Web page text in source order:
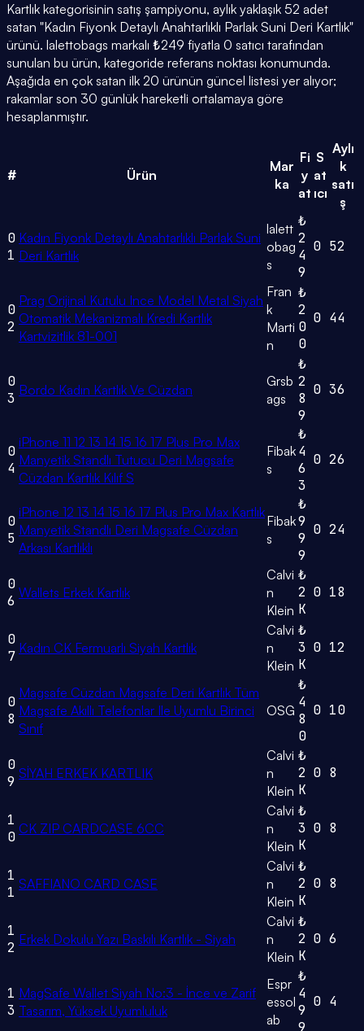
Kartlık kategorisinin satış şampiyonu, aylık yaklaşık 52 adet
satan "Kadın Fiyonk Detaylı Anahtarlıklı Parlak Suni Deri Kartlık"
ürünü. lalettobags markalı ₺249 fiyatla 0 satıcı tarafından
sunulan bu ürün, kategoride referans noktası konumunda.
Aşağıda en çok satan ilk 20 ürünün güncel listesi yer alıyor;
rakamlar son 30 günlük hareketli ortalamaya göre
hesaplanmıştır.
# Ürün
Mar
ka
Fi
y
at
S
at
ıcı
Aylı
k
satı
ş
0
1
Kadın Fiyonk Detaylı Anahtarlıklı Parlak Suni
Deri Kartlık
lalett
obag
s
₺
2
4
9
0 52
0
2
Prag Orijinal Kutulu Ince Model Metal Siyah
Otomatik Mekanizmalı Kredi Kartlık
Kartvizitlik 81-001
Fran
k
Marti
n
₺
2
0
0
0 44
0
3 Bordo Kadın Kartlık Ve Cüzdan
Grsb
ags
₺
2
8
9
0 36
0
4
iPhone 11 12 13 14 15 16 17 Plus Pro Max
Manyetik Standlı Tutucu Deri Magsafe
Cüzdan Kartlık Kılıf S
Fibak
s
₺
4
6
3
0 26
0
5
iPhone 12 13 14 15 16 17 Plus Pro Max Kartlık
Manyetik Standlı Deri Magsafe Cüzdan
Arkası Kartlıklı
Fibak
s
₺
9
9
9
0 24
0
6 Wallets Erkek Kartlık
Calvi
n
Klein
₺
2
K
0 18
0
7 Kadın CK Fermuarlı Siyah Kartlık
Calvi
n
Klein
₺
3
K
0 12
0
8
Magsafe Cüzdan Magsafe Deri Kartlık Tüm
Magsafe Akıllı Telefonlar Ile Uyumlu Birinci
Sınıf
OSG
₺
4
8
0
0 10
0
9 SİYAH ERKEK KARTLIK
Calvi
n
Klein
₺
2
K
0 8
1
0 CK ZIP CARDCASE 6CC
Calvi
n
Klein
₺
3
K
0 8
1
1 SAFFIANO CARD CASE
Calvi
n
Klein
₺
2
K
0 8
1
2 Erkek Dokulu Yazı Baskılı Kartlık - Siyah
Calvi
n
Klein
₺
2
K
0 6
1
3
MagSafe Wallet Siyah No:3 - İnce ve Zarif
Tasarım, Yüksek Uyumluluk
Espr
essol
ab
₺
4
9
0 4